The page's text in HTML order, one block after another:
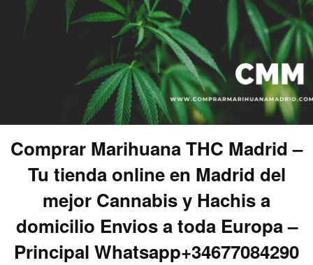
Comprar Marihuana THC Madrid –
Tu tienda online en Madrid del
mejor Cannabis y Hachis a
domicilio Envios a toda Europa –
Principal Whatsapp+34677084290